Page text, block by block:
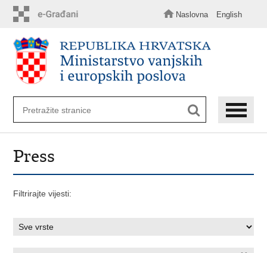
sadržaj
Naslovna English
Press
Filtrirajte vijesti: